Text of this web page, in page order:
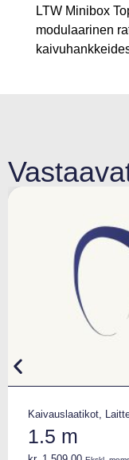
LTW Minibox
modulaarinen
Kaivauslaatikot,
1.5 m